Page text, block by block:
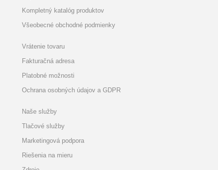
Kompletný katalóg produktov
Všeobecné obchodné podmienky
Vrátenie tovaru
Fakturačná adresa
Platobné možnosti
Ochrana osobných údajov a GDPR
Naše služby
Tlačové služby
Marketingová podpora
Riešenia na mieru